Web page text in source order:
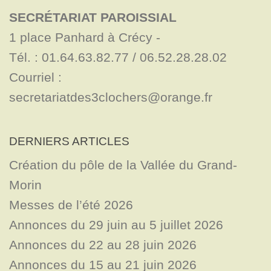
SECRÉTARIAT PAROISSIAL
1 place Panhard à Crécy -
Tél. : 01.64.63.82.77 / 06.52.28.28.02
Courriel :
secretariatdes3clochers@orange.fr
DERNIERS ARTICLES
Création du pôle de la Vallée du Grand-
Morin
Messes de l’été 2026
Annonces du 29 juin au 5 juillet 2026
Annonces du 22 au 28 juin 2026
Annonces du 15 au 21 juin 2026